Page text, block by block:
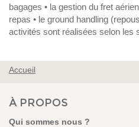
bagages • la gestion du fret
repas • le ground handling
activités sont réalisées selon les
VOUS ÊTES ICI
Accueil
À PROPOS
Qui sommes nous ?